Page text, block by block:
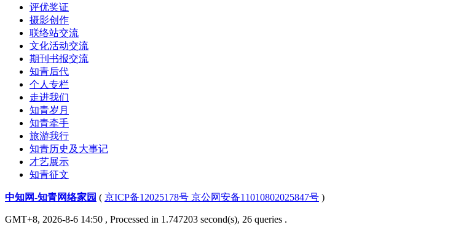
评优奖证
摄影创作
联络站交流
文化活动交流
期刊书报交流
知青后代
个人专栏
走进我们
知青岁月
知青牵手
旅游我行
知青历史及大事记
才艺展示
知青征文
中知网-知青网络家园 ( 京ICP备12025178号 京公网安备11010802025847号 )
GMT+8, 2026-8-6 14:50 , Processed in 1.747203 second(s), 26 queries .